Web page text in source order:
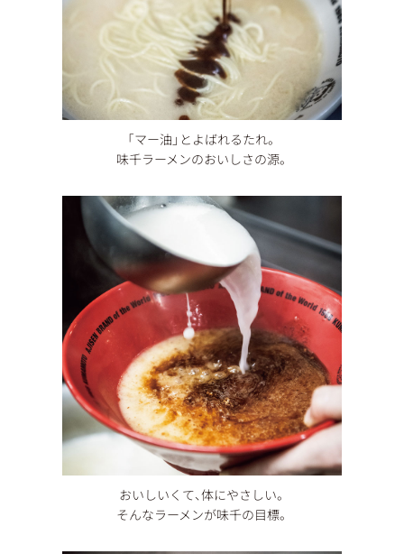
「マー油」とよばれるたれ。
味千ラーメンのおいしさの源。
おいしいくて、体にやさしい。
そんなラーメンが味千の目標。